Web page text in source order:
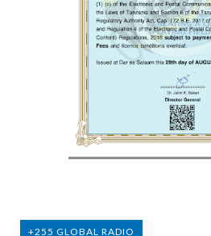
+255 GLOBAL RADIO